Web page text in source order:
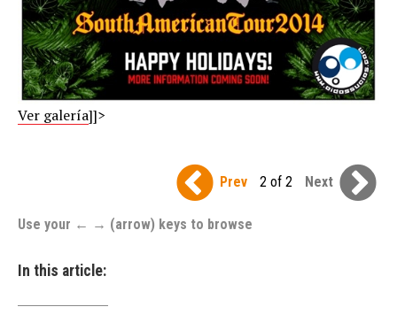
Ver galería]]>
Prev 2 of 2 Next
Use your ← → (arrow) keys to browse
In this article: